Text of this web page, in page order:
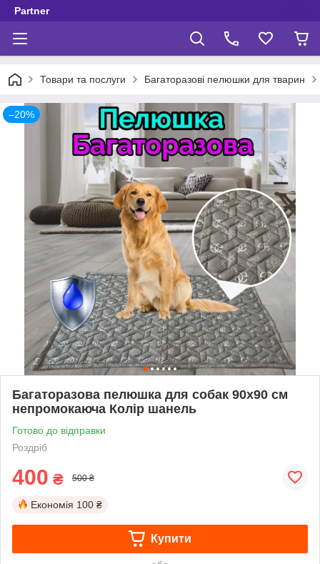
Partner
Товари та послуги Багаторазові пелюшки для тварин
–20%
Багаторазова пелюшка для собак 90х90 см
непромокаюча Колір шанель
Готово до відправки
Роздріб
400 ₴ 500 ₴
Економія 100 ₴
Купити